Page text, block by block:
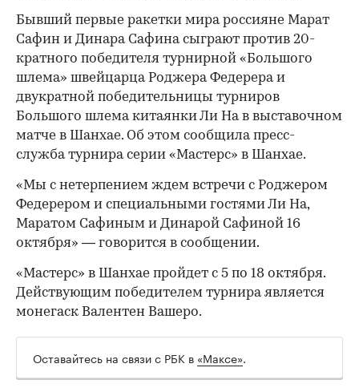
Бывший первые ракетки мира россияне Марат
Сафин и Динара Сафина сыграют против 20-
кратного победителя турнирной «Большого
шлема» швейцарца Роджера Федерера и
двукратной победительницы турниров
Большого шлема китаянки Ли На в выставочном
матче в Шанхае. Об этом сообщила пресс-
служба турнира серии «Мастерс» в Шанхае.
«Мы с нетерпением ждем встречи с Роджером
Федерером и специальными гостями Ли На,
Маратом Сафиным и Динарой Сафиной 16
октября» — говорится в сообщении.
«Мастерс» в Шанхае пройдет с 5 по 18 октября.
Действующим победителем турнира является
монегаск Валентен Вашеро.
Оставайтесь на связи с РБК в «Максе».